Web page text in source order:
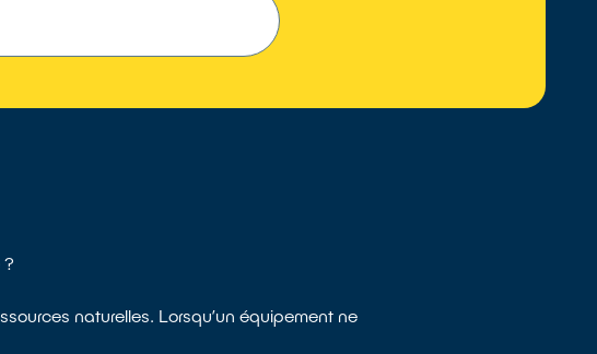
?
naturelles. Lorsqu’un équipement ne